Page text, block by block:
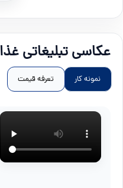
عکاسی تبلیغاتی غذا
نمونه کار تعرفه قیمت